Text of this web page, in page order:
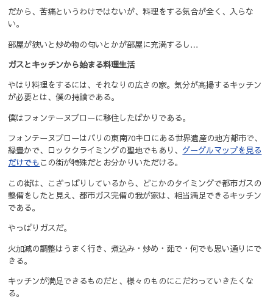
だから、苦痛というわけではないが、料理をする気合が全く、入らな
い。
部屋が狭いと炒め物の匂いとかが部屋に充満するし…
ガスとキッチンから始まる料理生活
やはり料理をするには、それなりの広さの家。気分が高揚するキッチン
が必要とは、僕の持論である。
僕はフォンテーヌブローに移住したばかりである。
フォンテーヌブローはパリの東南70キロにある世界遺産の地方都市で、
緑豊かで、ロッククライミングの聖地でもあり、 グーグルマップを見る
だけでも この街が特殊だとお分かりいただける。
この街は、こざっぱりしているから、どこかのタイミングで都市ガスの
整備をしたと見え、都市ガス完備の我が家は、相当満足できるキッチン
である。
やっぱりガスだ。
火加減の調整はうまく行き、煮込み・炒め・茹で・何でも思い通りにで
きる。
キッチンが満足できるものだと、様々のものにこだわっていきたくな
る。